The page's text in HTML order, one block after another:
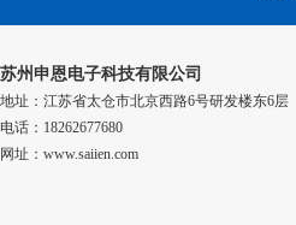
苏州申恩电子科技有限公司
地址：江苏省太仓市北京西路6号研发楼东6层
电话：18262677680
网址：www.saiien.com